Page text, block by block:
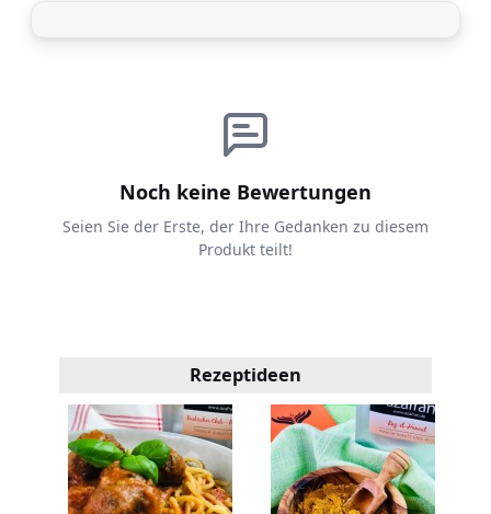
Noch keine Bewertungen
Seien Sie der Erste, der Ihre Gedanken zu diesem
Produkt teilt!
Rezeptideen